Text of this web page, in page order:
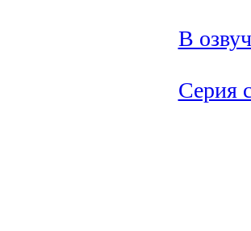
В
Серия